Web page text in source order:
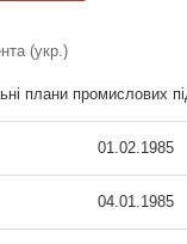
(укр.)
плани промислових
01.02.1985
04.01.1985